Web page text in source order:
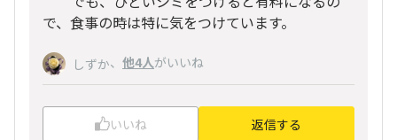
で、食事の時は特に気をつけています。
しずか、 他4人がいいね
いいね 返信する